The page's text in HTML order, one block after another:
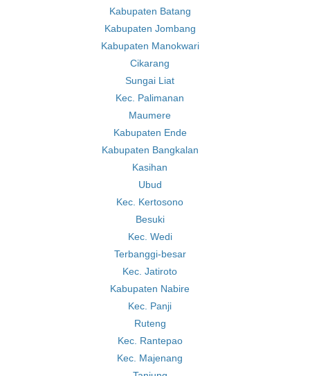
Kabupaten Batang
Kabupaten Jombang
Kabupaten Manokwari
Cikarang
Sungai Liat
Kec. Palimanan
Maumere
Kabupaten Ende
Kabupaten Bangkalan
Kasihan
Ubud
Kec. Kertosono
Besuki
Kec. Wedi
Terbanggi-besar
Kec. Jatiroto
Kabupaten Nabire
Kec. Panji
Ruteng
Kec. Rantepao
Kec. Majenang